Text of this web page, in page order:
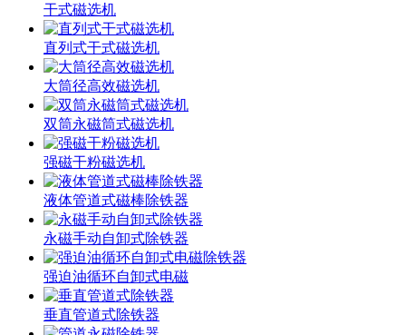
干式磁选机
直列式干式磁选机
大筒径高效磁选机
双筒永磁筒式磁选机
强磁干粉磁选机
液体管道式磁棒除铁器
永磁手动自卸式除铁器
强迫油循环自卸式电磁
垂直管道式除铁器